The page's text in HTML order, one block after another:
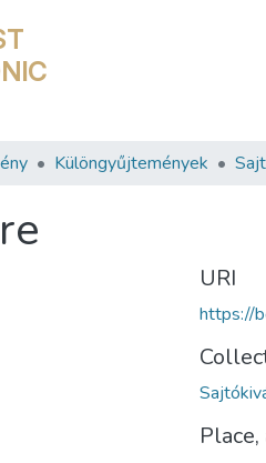
Különgyűjtemények
URI
https://